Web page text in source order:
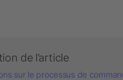
de l’article
sur le processus de